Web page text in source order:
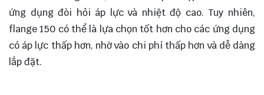
ứng dụng đòi hỏi áp lực và nhiệt độ cao. Tuy nhiên,
flange 150 có thể là lựa chọn tốt hơn cho các ứng dụng
có áp lực thấp hơn, nhờ vào chi phí thấp hơn và dễ dàng
lắp đặt.